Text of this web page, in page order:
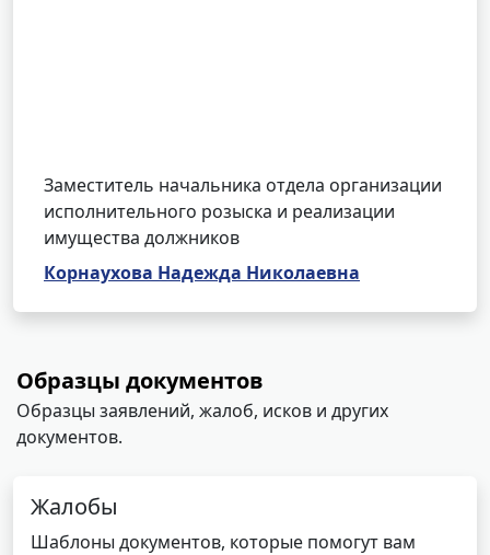
Заместитель начальника отдела организации
исполнительного розыска и реализации
имущества должников
Корнаухова Надежда Николаевна
Образцы документов
Образцы заявлений, жалоб, исков и других
документов.
Жалобы
Шаблоны документов, которые помогут вам